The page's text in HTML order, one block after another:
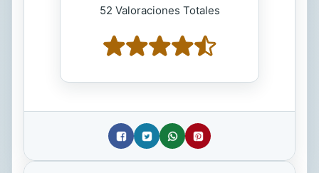
52 Valoraciones Totales